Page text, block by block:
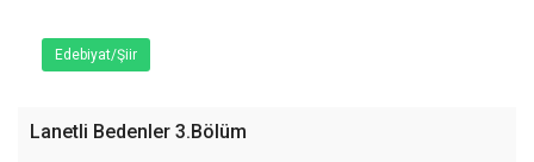
Edebiyat/Şiir
Lanetli Bedenler 3.Bölüm